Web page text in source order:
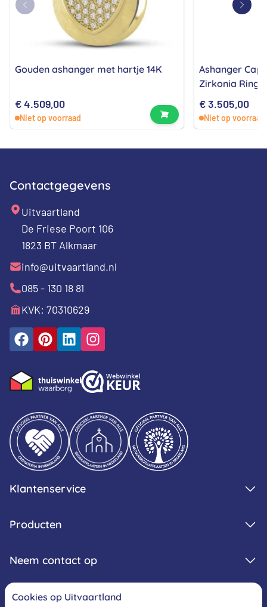
Gouden ashanger met hartje 14K
€4.509,00
Niet op voorraad Bekijk product
Ashanger
Zirkonia
€3.505,00
Niet op voorraad
Contactgegevens
Uitvaartland
De Friese Poort 106
1823 BT Alkmaar
info@uitvaartland.nl
085 - 130 18 81
KVK: 70310629
Klantenservice
Producten
Neem contact op
Cookies op Uitvaartland